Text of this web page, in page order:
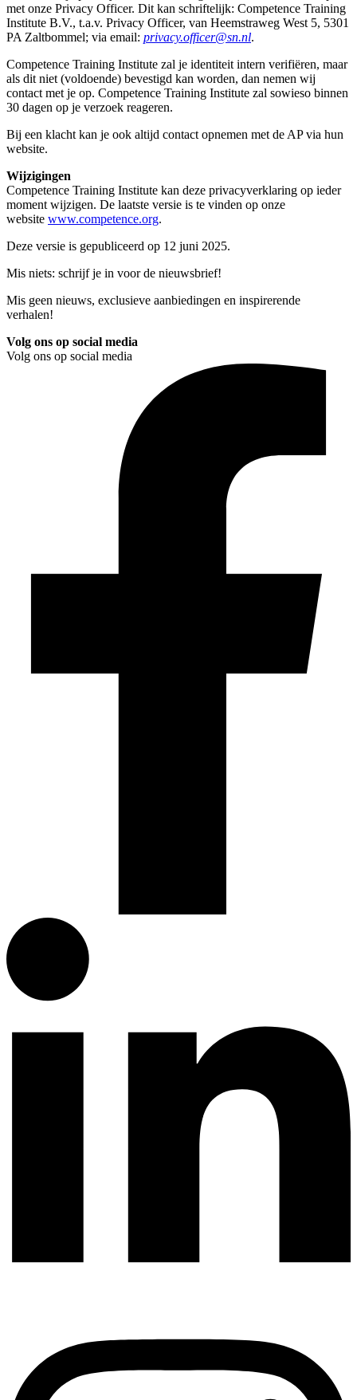
met onze Privacy Officer. Dit kan schriftelijk: Competence Training
Institute B.V., t.a.v. Privacy Officer, van Heemstraweg West 5, 5301
PA Zaltbommel; via email: privacy.officer@sn.nl.
Competence Training Institute zal je identiteit intern verifiëren, maar
als dit niet (voldoende) bevestigd kan worden, dan nemen wij
contact met je op. Competence Training Institute zal sowieso binnen
30 dagen op je verzoek reageren.
Bij een klacht kan je ook altijd contact opnemen met de AP via hun
website.
Wijzigingen
Competence Training Institute kan deze privacyverklaring op ieder
moment wijzigen. De laatste versie is te vinden op onze
website www.competence.org.
Deze versie is gepubliceerd op 12 juni 2025.
Mis niets: schrijf je in voor de nieuwsbrief!
Mis geen nieuws, exclusieve aanbiedingen en inspirerende
verhalen!
Volg ons op social media
Volg ons op social media